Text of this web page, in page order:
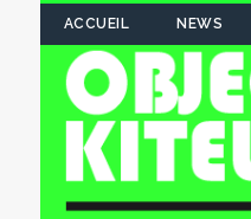
ACCUEIL NEWS